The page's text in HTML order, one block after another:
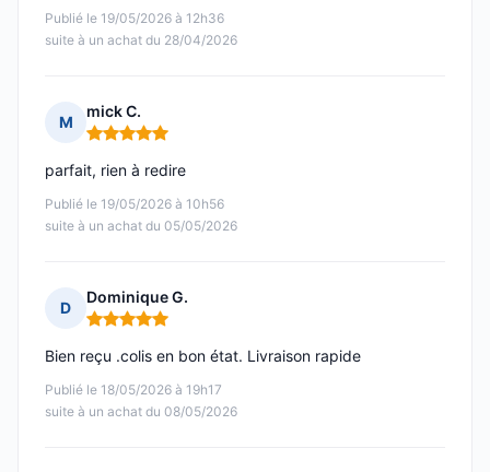
Publié le 19/05/2026 à 12h36
suite à un achat du 28/04/2026
M
mick C.
Note : 5 sur 5
Publié le 19/05/2026 à 10h56
suite à un achat du 05/05/2026
parfait, rien à redire
D
Dominique G.
Note : 5 sur 5
Publié le 18/05/2026 à 19h17
suite à un achat du 08/05/2026
Bien reçu .colis en bon état. Livraison rapide